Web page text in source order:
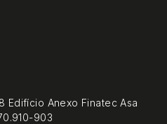
Edifício Anexo Finatec Asa
903